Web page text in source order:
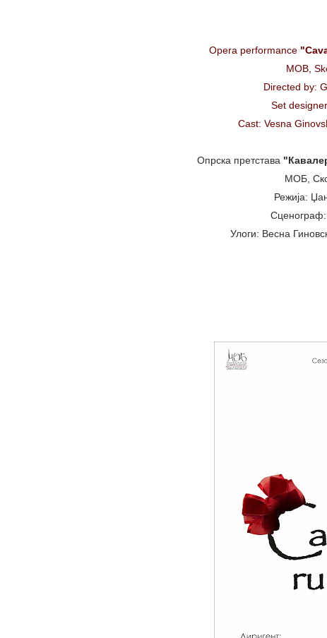
Opera performance
MOB,
Directed by:
Set
Cast: Vesna
Опрска претстава
МОБ,
Режија:
Сценограф:
Улоги: Весна